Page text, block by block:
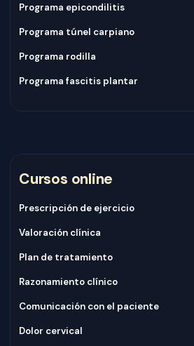
Programa epicondilitis
Programa túnel carpiano
Programa rodilla
Programa fascitis plantar
Cursos online
Prescripción de ejercicio
Valoración clínica
Plan de tratamiento
Razonamiento clínico
Comunicación con el paciente
Dolor cervical